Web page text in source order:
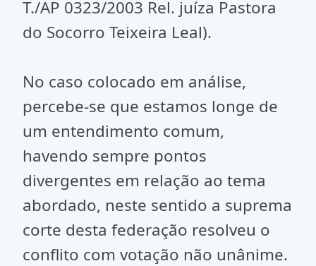
T./AP 0323/2003 Rel. juíza Pastora
do Socorro Teixeira Leal).
No caso colocado em análise,
percebe-se que estamos longe de
um entendimento comum,
havendo sempre pontos
divergentes em relação ao tema
abordado, neste sentido a suprema
corte desta federação resolveu o
conflito com votação não unânime.